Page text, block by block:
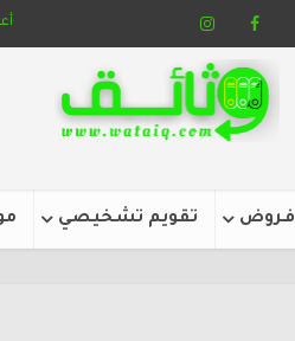
فـروض تقويم تشخيصي